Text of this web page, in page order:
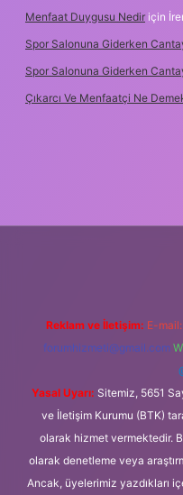
Menfaat Duygusu Nedir için
Spor Salonuna Giderken
Spor Salonuna Giderken
Çıkarcı Ve Menfaatçi Ne
Reklam ve İletişim: E-mail:
forumhizmeti@gmail.com
Yasal Uyarı: Sitemiz, 5651
ve İletişim Kurumu (BTK)
olarak hizmet vermektedir.
olarak denetleme veya
Ancak, üyelerimiz yazdıkları